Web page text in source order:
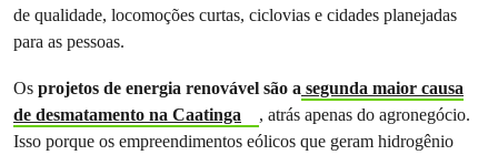
de qualidade, locomoções curtas, ciclovias e cidades planejadas
para as pessoas.
Os projetos de energia renovável são a segunda maior causa
de desmatamento na Caatinga
, atrás apenas do agronegócio.
Isso porque os empreendimentos eólicos que geram hidrogênio